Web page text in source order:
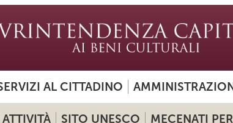
AL CITTADINO
ATTIVITÀ SITO UNESCO MECENATI